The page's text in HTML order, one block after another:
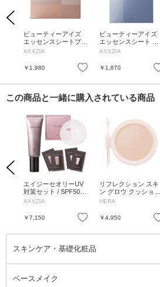
Previous
お気に入り
ビューティーアイズ
エッセンスシートプレ
ミアム プラス / 10枚
AXXZIA
￥1,980 お気に入り
ビューティーアイズ
エッセンスシート プ
ラス / 10枚入(2枚入×5
AXXZIA
￥1,870
この商品と一緒に購入されている商品
Previous
お気に入り
エイジーセオリーUV
対策セット / SPF50+ /
PA++++ / 本体 / 40g、
/ さらっとした使用感
/ あり
AXXZIA
￥7,150 お気に入り
リフレクション スキ
ン グロウ クッション
ファンデーション / リ
リー / 15g
HERA
￥4,950
スキンケア・基礎化粧品
スキンケア・基礎化粧品全て
ベースメイク